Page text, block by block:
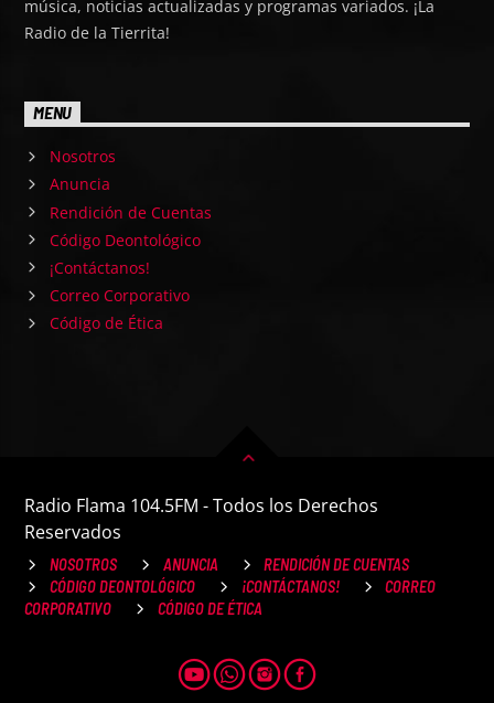
música, noticias actualizadas y programas variados. ¡La
Radio de la Tierrita!
MENU
Nosotros
Anuncia
Rendición de Cuentas
Código Deontológico
¡Contáctanos!
Correo Corporativo
Código de Ética
Radio Flama 104.5FM - Todos los Derechos
Reservados
NOSOTROS ANUNCIA
RENDICIÓN DE CUENTAS
CÓDIGO DEONTOLÓGICO
¡CONTÁCTANOS!
CORREO
CORPORATIVO
CÓDIGO DE ÉTICA